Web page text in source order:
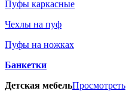
Пуфы каркасные
Чехлы на пуф
Пуфы на ножках
Банкетки
Детская мебельПросмотреть